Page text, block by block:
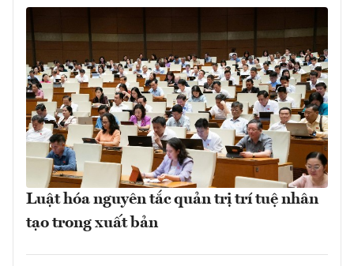
Luật hóa nguyên tắc quản trị trí tuệ nhân
tạo trong xuất bản